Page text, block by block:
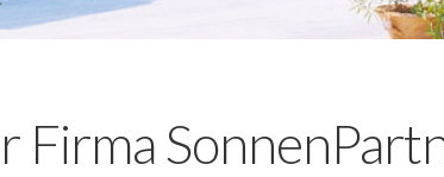
Firma